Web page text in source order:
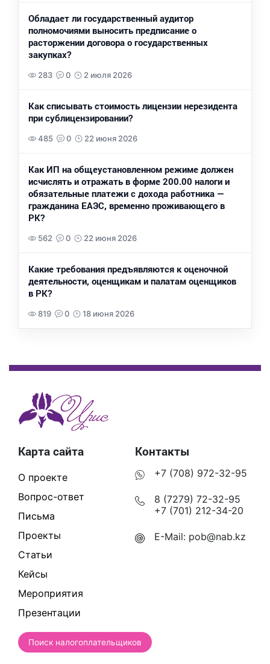
Обладает ли государственный аудитор
полномочиями выносить предписание о
расторжении договора о государственных
закупках?
283 0 2 июля 2026
Как списывать стоимость лицензии нерезидента
при сублицензировании?
485 0 22 июня 2026
Как ИП на общеустановленном режиме должен
исчислять и отражать в форме 200.00 налоги и
обязательные платежи с дохода работника —
гражданина ЕАЭС, временно проживающего в
РК?
562 0 22 июня 2026
Какие требования предъявляются к оценочной
деятельности, оценщикам и палатам оценщиков
в РК?
819 0 18 июня 2026
Карта сайта
О проекте
Вопрос-ответ
Письма
Проекты
Статьи
Кейсы
Мероприятия
Презентации
Контакты
+7 (708) 972-32-95
8 (7279) 72-32-95
+7 (701) 212-34-20
E-Mail: pob@nab.kz
Поиск налогоплательщиков